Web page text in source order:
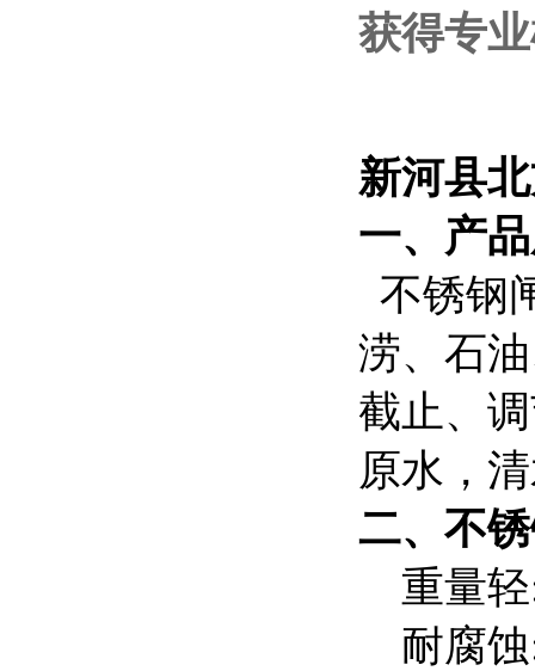
获得专
新河县
一、 产
不锈钢
涝、石
截止、
原水，
二、 不
重量轻
耐腐蚀